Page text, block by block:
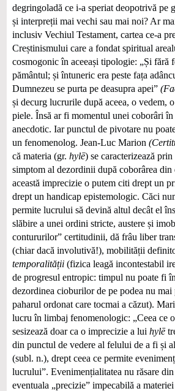
degringoladă ce i-a speriat deopotrivă pe
și interpreții mai vechi sau mai noi? Ar
inclusiv Vechiul Testament, cartea ce-a
Creștinismului care a fondat spiritual
cosmogonic în aceeași tipologie: „Și fără
pământul; și întuneric era peste fața
Dumnezeu se purta pe deasupra apei”
și decurg lucrurile după aceea, o vedem,
piele. Însă ar fi momentul unei coborâri
anecdotic. Iar punctul de pivotare nu
un fenomenolog. Jean-Luc Marion
că materia (gr. hylē) se caracterizează
simptom al dezordinii după coborârea
această imprecizie o putem citi drept un
drept un handicap epistemologic. Căci
permite lucrului să devină altul decât el
slăbire a unei ordini stricte, austere și
contururilor” certitudinii, dă frâu liber
(chiar dacă involutivă!), mobilității
temporalității(fizica leagă incontestabil
de progresul entropic: timpul nu poate fi
dezordinea cioburilor de pe podea nu
paharul ordonat care tocmai a căzut).
lucru în limbaj fenomenologic: „Ceea ce
sesizează doar ca o imprecizie a lui hylē
din punctul de vedere al felului de a fi și al
(subl. n.), drept ceea ce permite
lucrului”. Evenimențialitatea nu răsare
eventuala „precizie” impecabilă a